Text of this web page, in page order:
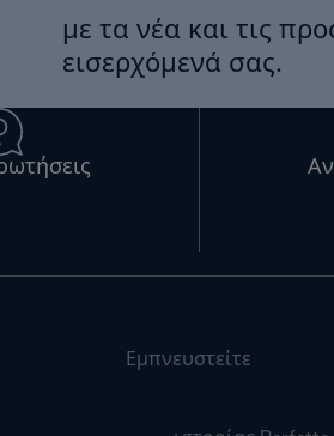
με τα νέα και τις
εισερχόμενά σας.
Εμπνευστείτε